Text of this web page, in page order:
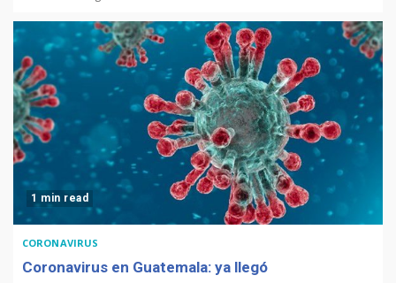
1 min read
CORONAVIRUS
Coronavirus en Guatemala: ya llegó